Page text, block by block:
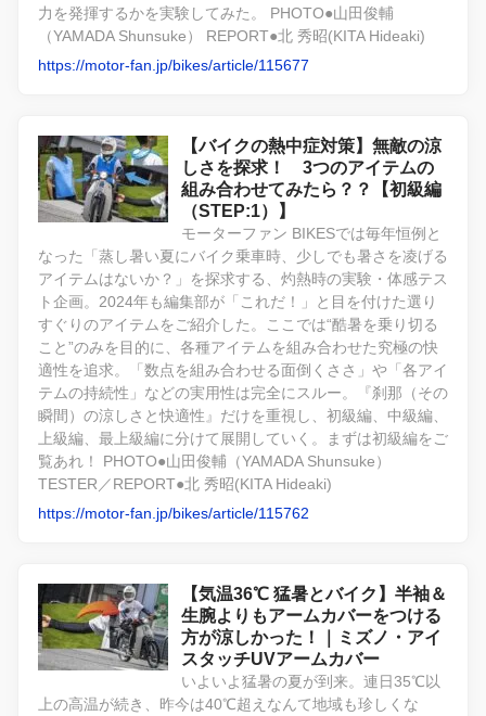
力を発揮するかを実験してみた。 PHOTO●山田俊輔
（YAMADA Shunsuke） REPORT●北 秀昭(KITA Hideaki)
https://motor-fan.jp/bikes/article/115677
【バイクの熱中症対策】無敵の涼
しさを探求！ 3つのアイテムの
組み合わせてみたら？？【初級編
（STEP:1）】
モーターファン BIKESでは毎年恒例と
なった「蒸し暑い夏にバイク乗車時、少しでも暑さを凌げる
アイテムはないか？」を探求する、灼熱時の実験・体感テス
ト企画。2024年も編集部が「これだ！」と目を付けた選り
すぐりのアイテムをご紹介した。ここでは“酷暑を乗り切る
こと”のみを目的に、各種アイテムを組み合わせた究極の快
適性を追求。「数点を組み合わせる面倒くささ」や「各アイ
テムの持続性」などの実用性は完全にスルー。『刹那（その
瞬間）の涼しさと快適性』だけを重視し、初級編、中級編、
上級編、最上級編に分けて展開していく。まずは初級編をご
覧あれ！ PHOTO●山田俊輔（YAMADA Shunsuke）
TESTER／REPORT●北 秀昭(KITA Hideaki)
https://motor-fan.jp/bikes/article/115762
【気温36℃ 猛暑とバイク】半袖＆
生腕よりもアームカバーをつける
方が涼しかった！｜ミズノ・アイ
スタッチUVアームカバー
いよいよ猛暑の夏が到来。連日35℃以
上の高温が続き、昨今は40℃超えなんて地域も珍しくな